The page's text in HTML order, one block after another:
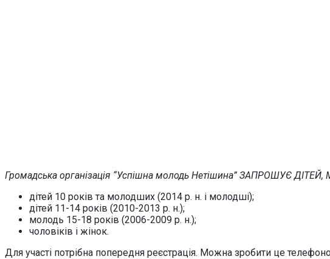
Громадська організація “Успішна молодь Нетішина” ЗАПРОШУЄ
дітей 10 років та молодших (2014 р. н. і молодші);
дітей 11-14 років (2010-2013 р. н.);
молодь 15-18 років (2006-2009 р. н.);
чоловіків і жінок.
Для участі потрібна попередня реєстрація. Можна зробити це